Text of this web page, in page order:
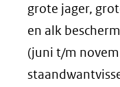
grote jager,
en alk
(juni t/m